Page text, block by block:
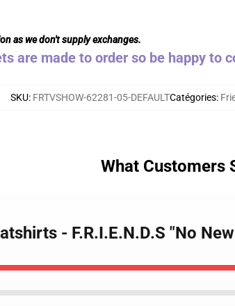
as we don't supply exchanges.
are made to order so be happy to
SKU: FRTVSHOW-62281-05-DEFAULTCatégories:
What Customers
- F.R.I.E.N.D.S "No